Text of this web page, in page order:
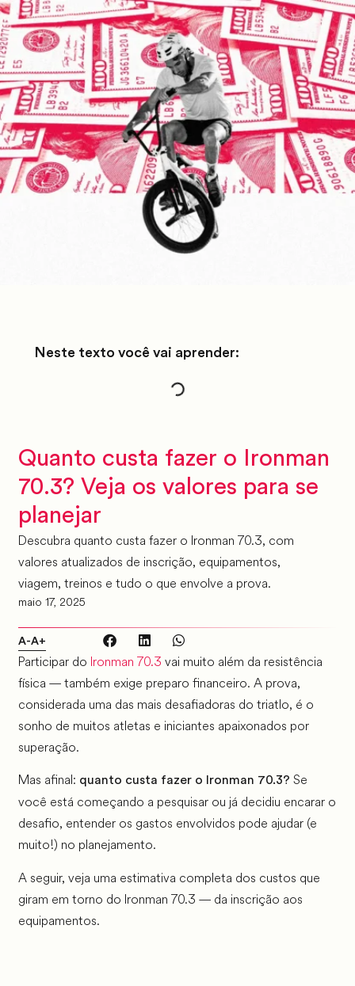
Quanto custa fazer o Ironman
70.3? Veja os valores para se
planejar
Descubra quanto custa fazer o Ironman 70.3, com
valores atualizados de inscrição, equipamentos,
viagem, treinos e tudo o que envolve a prova.
maio 17, 2025
A-A+
Participar do Ironman 70.3 vai muito além da resistência
física — também exige preparo financeiro. A prova,
considerada uma das mais desafiadoras do triatlo, é o
sonho de muitos atletas e iniciantes apaixonados por
superação.
Mas afinal: quanto custa fazer o Ironman 70.3? Se
você está começando a pesquisar ou já decidiu encarar o
desafio, entender os gastos envolvidos pode ajudar (e
muito!) no planejamento.
A seguir, veja uma estimativa completa dos custos que
giram em torno do Ironman 70.3 — da inscrição aos
equipamentos.
Neste texto você vai aprender: